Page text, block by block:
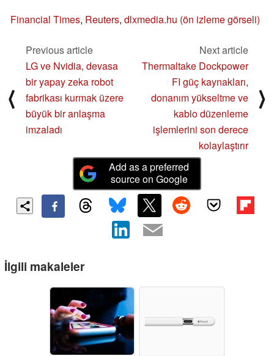
Financial Times, Reuters, dlxmedia.hu (ön izleme görseli)
⟨
Previous article
LG ve Nvidia, devasa
bir yapay zeka robot
fabrikası kurmak üzere
büyük bir anlaşma
imzaladı
Next article
Thermaltake Dockpower
FI güç kaynakları,
donanım yükseltme ve
kablo düzenleme
işlemlerini son derece
kolaylaştırır
⟩
Add as a preferred
source on Google
İlgili makaleler